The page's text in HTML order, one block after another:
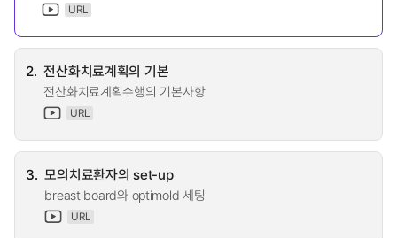
URL
2. 전산화치료계획의 기본
전산화치료계획수행의 기본사항
URL
3. 모의치료환자의 set-up
breast board와 optimold 세팅
URL